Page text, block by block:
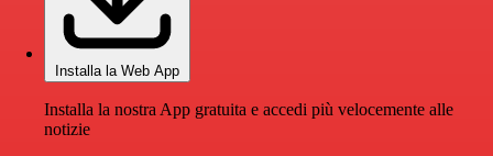
Installa la Web App
Installa la nostra App gratuita e accedi più velocemente alle
notizie